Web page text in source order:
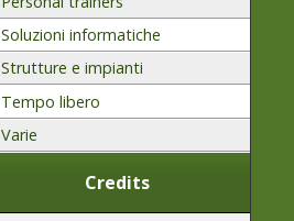
Soluzioni informatiche
Strutture e impianti
Tempo libero
Varie
Credits